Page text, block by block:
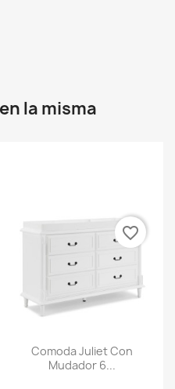
la misma
Comoda Juliet Con
Mudador 6...
favorite_border